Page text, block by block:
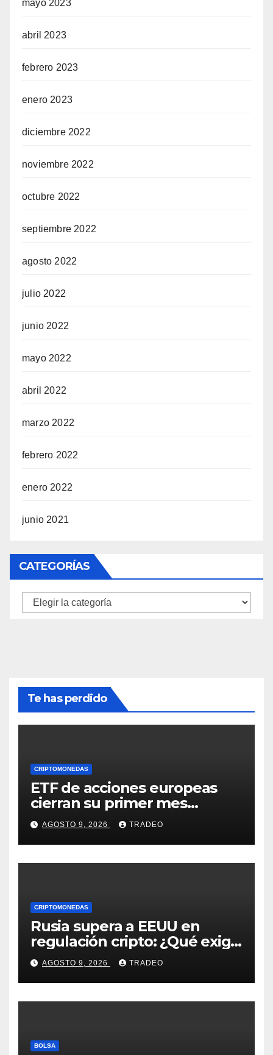
mayo 2023
abril 2023
febrero 2023
enero 2023
diciembre 2022
noviembre 2022
octubre 2022
septiembre 2022
agosto 2022
julio 2022
junio 2022
mayo 2022
abril 2022
marzo 2022
febrero 2022
enero 2022
junio 2021
CATEGORÍAS
Categorías
Te has perdido
CRIPTOMONEDAS
ETF de acciones europeas
cierran su primer mes
positivo desde el inicio de la
guerra en Irán
AGOSTO 9, 2026 TRADEO
CRIPTOMONEDAS
Rusia supera a EEUU en
regulación cripto: ¿Qué exige
la nueva ley?
AGOSTO 9, 2026 TRADEO
BOLSA